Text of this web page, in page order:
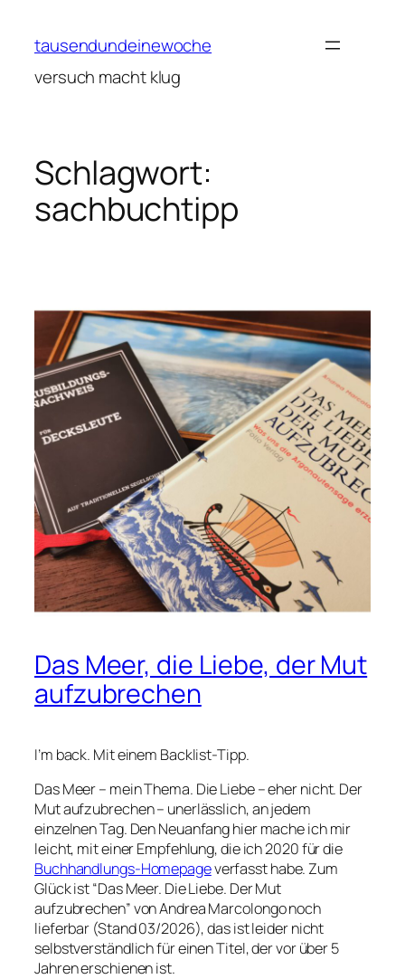
Inhalttausendundeinewoche
versuch macht klug
Schlagwort:
sachbuchtipp
Das Meer, die Liebe, der Mut
aufzubrechen
I’m back. Mit einem Backlist-Tipp.
Das Meer – mein Thema. Die Liebe – eher nicht. Der
Mut aufzubrechen – unerlässlich, an jedem
einzelnen Tag. Den Neuanfang hier mache ich mir
leicht, mit einer Empfehlung, die ich 2020 für die
Buchhandlungs-Homepageverfasst habe. Zum
Glück ist “Das Meer. Die Liebe. Der Mut
aufzubrechen” von Andrea Marcolongo noch
lieferbar (Stand 03/2026), das ist leider nicht
selbstverständlich für einen Titel, der vor über 5
Jahren erschienen ist.